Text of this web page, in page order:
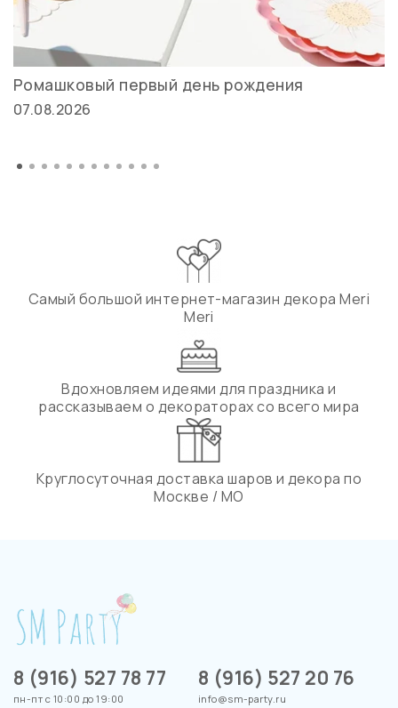
Ромашковый первый день рождения
07.08.2026
Самый большой интернет-магазин декора Meri
Meri
Вдохновляем идеями для праздника и
рассказываем о декораторах со всего мира
Круглосуточная доставка шаров и декора по
Москве / МО
8 (916) 527 78 77
пн-пт с 10:00 до 19:00
8 (916) 527 20 76
info@sm-party.ru